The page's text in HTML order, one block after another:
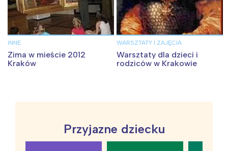
INNE
Zima w mieście 2012
Kraków
WARSZTATY I ZAJĘCIA
Warsztaty dla dzieci i
rodziców w Krakowie
Przyjazne dziecku